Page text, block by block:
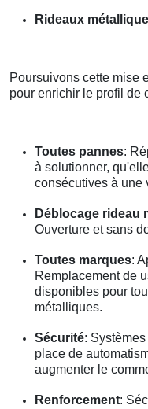
Rideaux
Poursuivons cette mise
pour enrichir le profil de
Toutes pannes:
à solutionner,
consécutives à une
Déblocage rideau
Ouverture et sans
Toutes marques:
Remplacement de
disponibles pour
métalliques.
Sécurité:
place de
augmenter le
Renforcement: